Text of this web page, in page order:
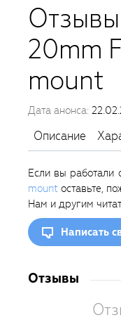
20mm
mount
Дата анонса:
Описание
Если вы работали
mount оставьте,
Нам и другим
Написать
Отзывы